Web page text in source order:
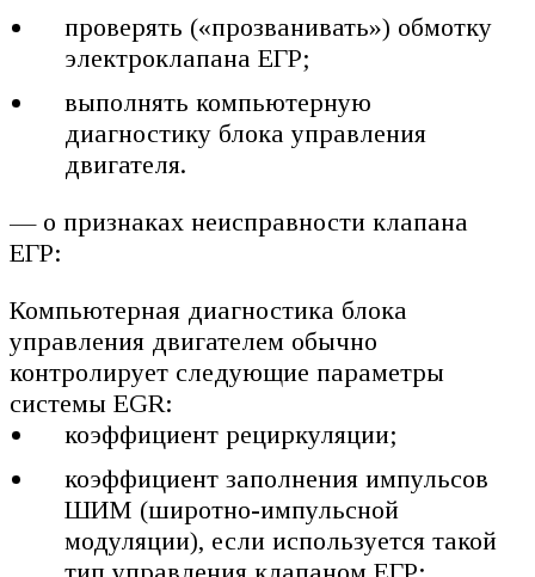
проверять («прозванивать») обмотку
электроклапана ЕГР;
выполнять компьютерную
диагностику блока управления
двигателя.
— о признаках неисправности клапана
ЕГР:
Компьютерная диагностика блока
управления двигателем обычно
контролирует следующие параметры
системы EGR:
коэффициент рециркуляции;
коэффициент заполнения импульсов
ШИМ (широтно-импульсной
модуляции), если используется такой